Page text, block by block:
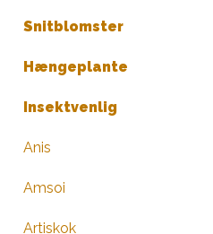
Snitblomster
Hængeplante
Insektvenlig
Anis
Amsoi
Artiskok